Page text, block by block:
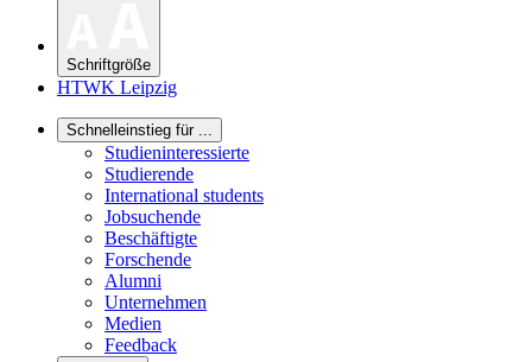
Schriftgröße
HTWK Leipzig
Schnelleinstieg für ...
Studieninteressierte
Studierende
International students
Jobsuchende
Beschäftigte
Forschende
Alumni
Unternehmen
Medien
Feedback